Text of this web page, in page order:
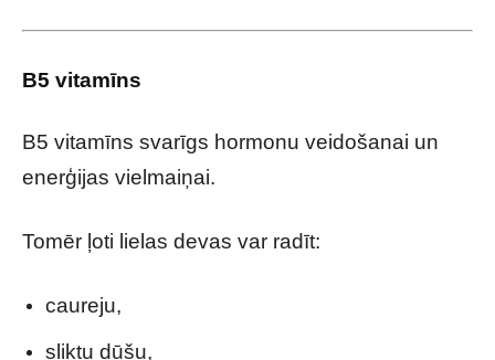
B5 vitamīns
B5 vitamīns svarīgs hormonu veidošanai un
enerģijas vielmaiņai.
Tomēr ļoti lielas devas var radīt:
caureju,
sliktu dūšu,